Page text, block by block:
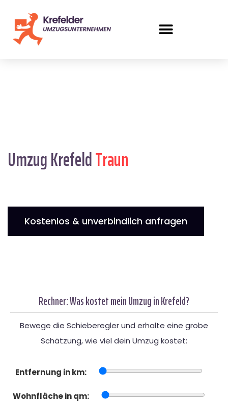
Umzug KrefeldTraun
Kostenlos & unverbindlich anfragen
Rechner: Was kostet mein Umzug in Krefeld?
Bewege die Schieberegler und erhalte eine grobe
Schätzung, wie viel dein Umzug kostet:
Entfernung in km:
Wohnfläche in qm: